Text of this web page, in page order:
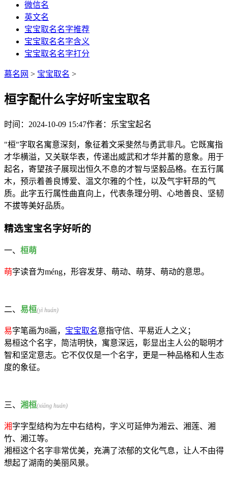
微信名
英文名
宝宝取名名字推荐
宝宝取名名字含义
宝宝取名名字打分
慕名网 > 宝宝取名 >
桓字配什么字好听宝宝取名
时间：2024-10-09 15:47作者：乐宝宝起名
"桓"字取名寓意深刻，象征着文采斐然与勇武非凡。它既寓指
才华横溢，又关联华表，传递出威武和才华并蓄的意象。用于
起名，寄望孩子展现出恒久不息的才智与坚毅品格。在五行属
木，预示着善良博爱、温文尔雅的个性，以及气宇轩昂的气
质。此字五行属性曲直向上，代表条理分明、心地善良、坚韧
不拔等美好品质。
精选宝宝名字好听的
一、 桓萌
萌字读音为méng，形容发芽、萌动、萌芽、萌动的意思。
二、 易桓(yì huán)
易字笔画为8画， 宝宝取名意指守信、平易近人之义；
易桓这个名字，简洁明快，寓意深远，彰显出主人公的聪明才
智和坚定意志。它不仅仅是一个名字，更是一种品格和人生态
度的象征。
三、 湘桓(xiāng huán)
湘字字型结构为左中右结构，字义可延伸为湘云、湘莲、湘
竹、湘江等。
湘桓这个名字非常优美，充满了浓郁的文化气息，让人不由得
想起了湖南的美丽风景。